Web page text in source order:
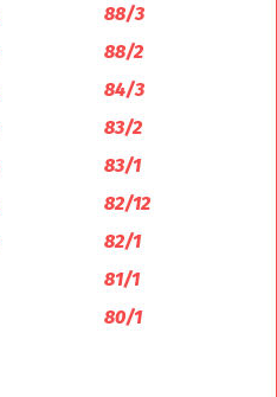
88/3
88/2
84/3
83/2
83/1
82/12
82/1
81/1
80/1